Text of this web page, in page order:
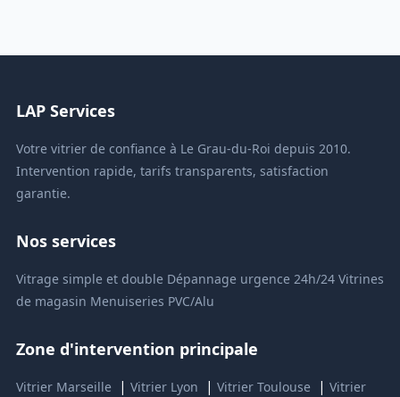
LAP Services
Votre vitrier de confiance à Le Grau-du-Roi depuis 2010.
Intervention rapide, tarifs transparents, satisfaction
garantie.
Nos services
Vitrage simple et double Dépannage urgence 24h/24 Vitrines
de magasin Menuiseries PVC/Alu
Zone d'intervention principale
Vitrier Marseille | Vitrier Lyon | Vitrier Toulouse | Vitrier